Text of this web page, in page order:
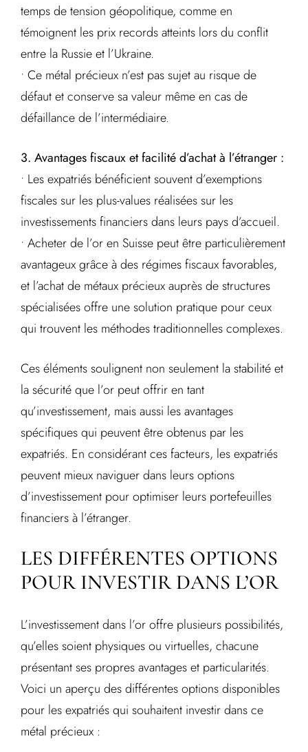
temps de tension géopolitique, comme en
témoignent les prix records atteints lors du conflit
entre la Russie et l’Ukraine.
• Ce métal précieux n’est pas sujet au risque de
défaut et conserve sa valeur même en cas de
défaillance de l’intermédiaire.
3. Avantages fiscaux et facilité d’achat à l’étranger :
• Les expatriés bénéficient souvent d’exemptions
fiscales sur les plus-values réalisées sur les
investissements financiers dans leurs pays d’accueil.
• Acheter de l’or en Suisse peut être particulièrement
avantageux grâce à des régimes fiscaux favorables,
et l’achat de métaux précieux auprès de structures
spécialisées offre une solution pratique pour ceux
qui trouvent les méthodes traditionnelles complexes.
Ces éléments soulignent non seulement la stabilité et
la sécurité que l’or peut offrir en tant
qu’investissement, mais aussi les avantages
spécifiques qui peuvent être obtenus par les
expatriés. En considérant ces facteurs, les expatriés
peuvent mieux naviguer dans leurs options
d’investissement pour optimiser leurs portefeuilles
financiers à l’étranger.
LES DIFFÉRENTES OPTIONS
POUR INVESTIR DANS L’OR
L’investissement dans l’or offre plusieurs possibilités,
qu’elles soient physiques ou virtuelles, chacune
présentant ses propres avantages et particularités.
Voici un aperçu des différentes options disponibles
pour les expatriés qui souhaitent investir dans ce
métal précieux :